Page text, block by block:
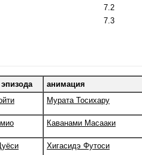
7.2
7.3
анимация
Мурата Тосихару
Каванами Масааки
Хигасидэ Футоси